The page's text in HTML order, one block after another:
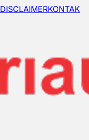
DISCLAIMERKONTAK